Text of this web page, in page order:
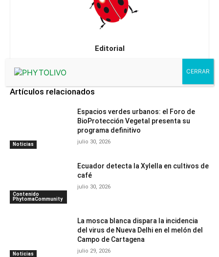
Editorial
Artículos relacionados
Noticias
Espacios verdes urbanos: el Foro de
BioProtección Vegetal presenta su
programa definitivo
julio 30, 2026
Contenido
PhytomaCommunity
Ecuador detecta la Xylella en cultivos de
café
julio 30, 2026
Noticias
La mosca blanca dispara la incidencia
del virus de Nueva Delhi en el melón del
Campo de Cartagena
julio 29, 2026